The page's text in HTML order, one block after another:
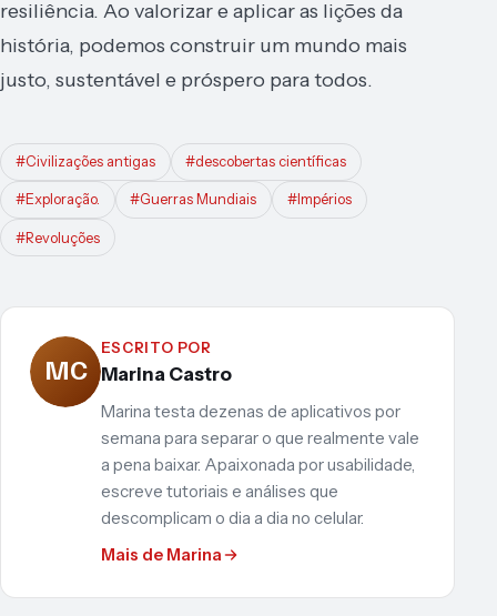
resiliência. Ao valorizar e aplicar as lições da
história, podemos construir um mundo mais
justo, sustentável e próspero para todos.
#Civilizações antigas #descobertas científicas
#Exploração. #Guerras Mundiais #Impérios
#Revoluções
MC
ESCRITO POR
Marina Castro
Marina testa dezenas de aplicativos por
semana para separar o que realmente vale
a pena baixar. Apaixonada por usabilidade,
escreve tutoriais e análises que
descomplicam o dia a dia no celular.
Mais de Marina